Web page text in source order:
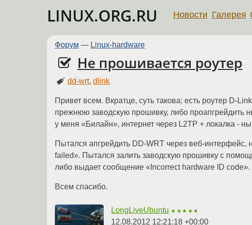
LINUX.ORG.RU Новости Галерея
Форум — Linux-hardware
Не прошивается роутер
dd-wrt,dlink
Привет всем. Вкратце, суть такова: есть роутер D-
прежнюю заводскую прошивку, либо проапгрейдить
у меня «Билайн», интернет через L2TP + локалка -
Пытался апгрейдить DD-WRT через веб-
failed». Пытался залить заводскую прошивку с
либо выдает сообщение «Incorrect hardware ID
Всем спасибо.
LongLiveUbuntu ★★★★★
12.08.2012 12:21:18 +00:00